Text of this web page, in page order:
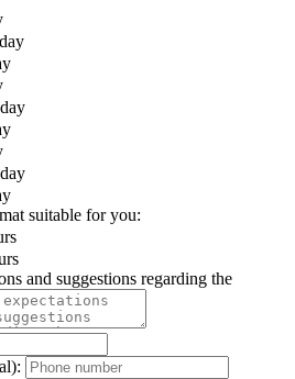
suitable for you:
and suggestions regarding the